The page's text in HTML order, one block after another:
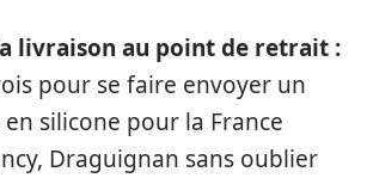
livraison au point de retrait :
pour se faire envoyer un
silicone pour la France
Draguignan sans oublier